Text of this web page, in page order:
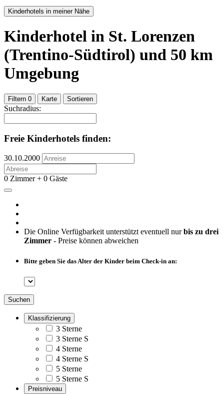
Kinderhotels in meiner Nähe
Kinderhotel in St. Lorenzen
(Trentino-Südtirol) und 50 km
Umgebung
Filtern 0 Karte Sortieren
Suchradius:
Freie Kinderhotels finden:
30.10.2000
0 Zimmer + 0 Gäste
Die Online Verfügbarkeit unterstützt eventuell nurbis zu drei
Zimmer - Preise können abweichen
Bitte geben Sie das Alter der Kinder beim Check-in an:
Suchen
Klassifizierung
3 Sterne
3 Sterne S
4 Sterne
4 Sterne S
5 Sterne
5 Sterne S
Preisniveau